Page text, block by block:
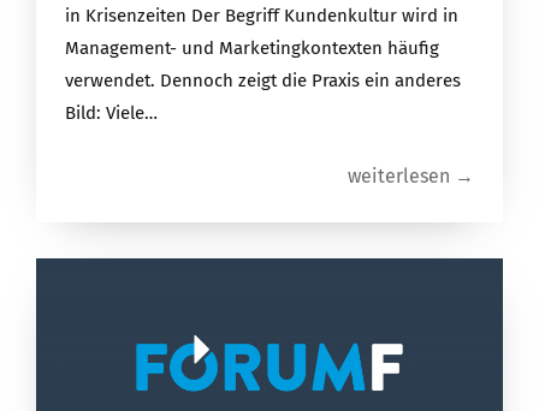
in Krisenzeiten Der Begriff Kundenkultur wird in
Management- und Marketingkontexten häufig
verwendet. Dennoch zeigt die Praxis ein anderes
Bild: Viele…
weiterlesen →